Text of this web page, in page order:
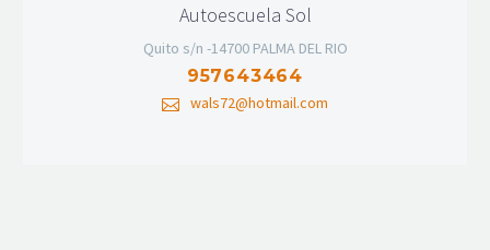
Autoescuela Sol
Quito s/n -14700 PALMA DEL RIO
957643464
wals72@hotmail.com